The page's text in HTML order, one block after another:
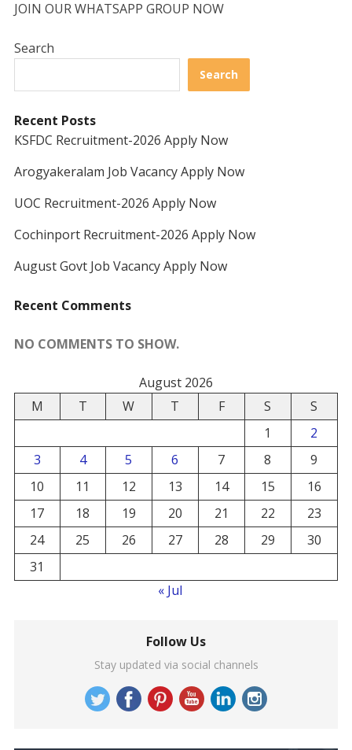
JOIN OUR WHATSAPP GROUP NOW
Search
Search
Recent Posts
KSFDC Recruitment-2026 Apply Now
Arogyakeralam Job Vacancy Apply Now
UOC Recruitment-2026 Apply Now
Cochinport Recruitment-2026 Apply Now
August Govt Job Vacancy Apply Now
Recent Comments
NO COMMENTS TO SHOW.
August 2026
M
T W T F S
S
1
2
3
4 5 6 7 8
9
10
11 12 13 14 15
16
17
18 19 20 21 22
23
24
25 26 27 28 29
30
31
« Jul
Follow Us
Stay updated via social channels